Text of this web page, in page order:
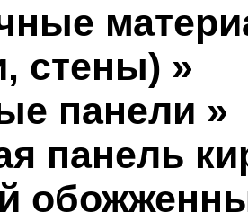
стены) »
панели »
панель